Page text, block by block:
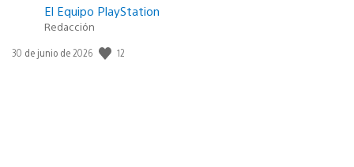
El Equipo PlayStation
Redacción
Fecha
30 de junio de 2026 12